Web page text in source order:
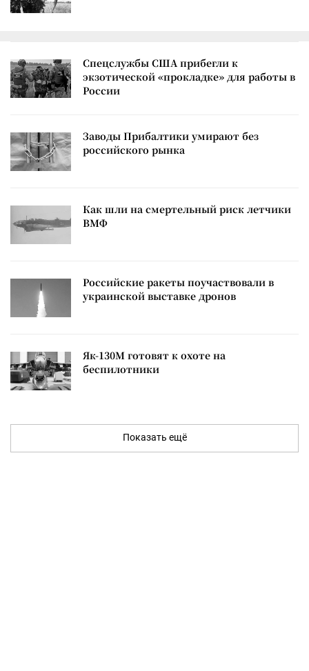
Спецслужбы США прибегли к
экзотической «прокладке» для работы в
России
Заводы Прибалтики умирают без
российского рынка
Как шли на смертельный риск летчики
ВМФ
Российские ракеты поучаствовали в
украинской выставке дронов
Як-130М готовят к охоте на
беспилотники
Показать ещё